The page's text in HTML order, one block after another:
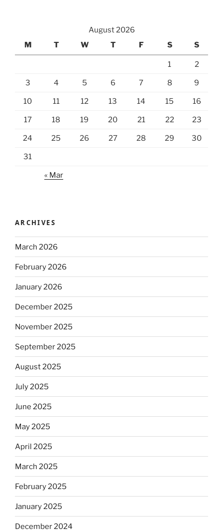
August 2026
M
T W T F S S
1 2
3 4 5 6 7 8 9
10 11 12 13 14 15 16
17 18 19 20 21 22 23
24 25 26 27 28 29 30
31
« Mar
ARCHIVES
March 2026
February 2026
January 2026
December 2025
November 2025
September 2025
August 2025
July 2025
June 2025
May 2025
April 2025
March 2025
February 2025
January 2025
December 2024